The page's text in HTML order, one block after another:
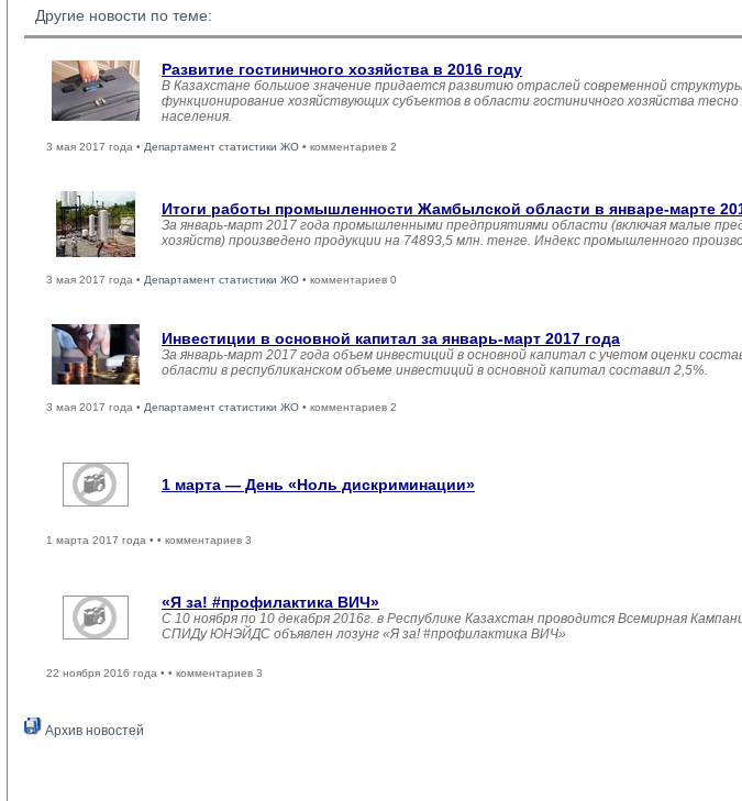
Другие новости по теме:
Развитие гостиничного хозяйства в 2016 году
В Казахстане большое значение придается развитию отраслей современной
функционирование хозяйствующих субъектов в области гостиничного хозяйства
населения.
3 мая 2017 года • Департамент статистики ЖО • комментариев 2
Итоги работы промышленности Жамбылской области в январе-марте
За январь-март 2017 года промышленными предприятиями области (включая малые
хозяйств) произведено продукции на 74893,5 млн. тенге. Индекс промышленного
3 мая 2017 года • Департамент статистики ЖО • комментариев 0
Инвестиции в основной капитал за январь-март 2017 года
За январь-март 2017 года объем инвестиций в основной капитал с учетом оценки
области в республиканском объеме инвестиций в основной капитал составил 2,5%.
3 мая 2017 года • Департамент статистики ЖО • комментариев 2
1 марта — День «Ноль дискриминации»
1 марта 2017 года • • комментариев 3
«Я за! #профилактика ВИЧ»
С 10 ноября по 10 декабря 2016г. в Республике Казахстан проводится Всемирная
СПИДу ЮНЭЙДС объявлен лозунг «Я за! #профилактика ВИЧ»
22 ноября 2016 года • • комментариев 3
Архив новостей